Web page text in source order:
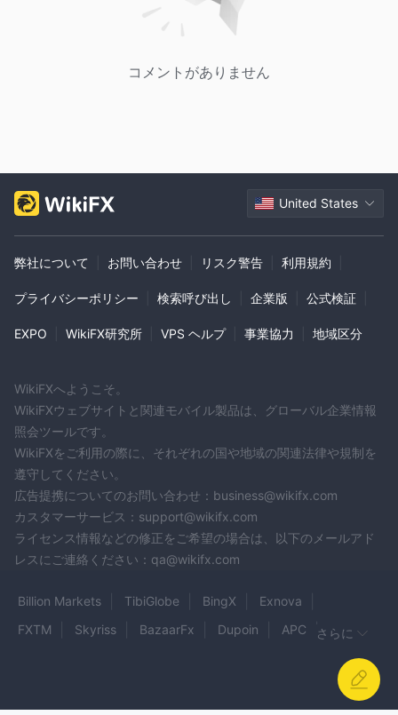
コメントがありません
United States
弊社について お問い合わせ リスク警告 利用規約
プライバシーポリシー 検索呼び出し 企業版 公式検証
EXPO WikiFX研究所 VPS ヘルプ 事業協力 地域区分
WikiFXへようこそ。
WikiFXウェブサイトと関連モバイル製品は、グローバル企業情報
照会ツールです。
WikiFXをご利用の際に、それぞれの国や地域の関連法律や規制を
遵守してください。
広告提携についてのお問い合わせ：business@wikifx.com
カスタマーサービス：support@wikifx.com
ライセンス情報などの修正をご希望の場合は、以下のメールアド
レスにご連絡ください：qa@wikifx.com
Billion Markets TibiGlobe BingX
Exnova
FXTM
Skyriss BazaarFx Dupoin
APC
さらに